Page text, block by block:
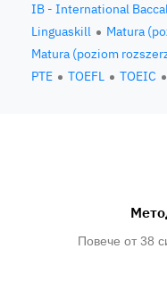
IB - International
Linguaskill
Matura
Matura (poziom
PTE
TOEFL TOEIC
Повече от 38